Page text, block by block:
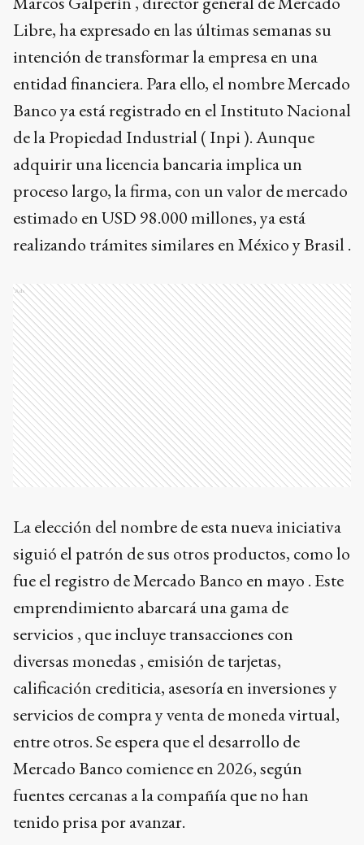
Libre, ha expresado en las últimas semanas su
intención de transformar la empresa en una
entidad financiera. Para ello, el nombre Mercado
Banco ya está registrado en el Instituto Nacional
de la Propiedad Industrial ( Inpi ). Aunque
adquirir una licencia bancaria implica un
proceso largo, la firma, con un valor de mercado
estimado en USD 98.000 millones, ya está
realizando trámites similares en México y Brasil .
Ads
La elección del nombre de esta nueva iniciativa
siguió el patrón de sus otros productos, como lo
fue el registro de Mercado Banco en mayo . Este
emprendimiento abarcará una gama de
servicios , que incluye transacciones con
diversas monedas , emisión de tarjetas,
calificación crediticia, asesoría en inversiones y
servicios de compra y venta de moneda virtual,
entre otros. Se espera que el desarrollo de
Mercado Banco comience en 2026, según
fuentes cercanas a la compañía que no han
tenido prisa por avanzar.